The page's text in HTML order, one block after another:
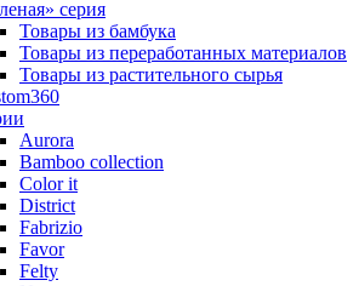
серия
Товары из бамбука
Товары из переработанных материалов
Товары из растительного сырья
Aurora
Bamboo collection
Color it
District
Fabrizio
Favor
Felty